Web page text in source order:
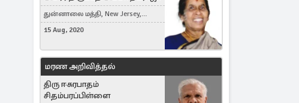
துன்னாலை மத்தி, New Jersey,
United States, Toronto, Canada
15 Aug, 2020
மரண அறிவித்தல்
திரு ஈசுரபாதம்
சிதம்பரப்பிள்ளை